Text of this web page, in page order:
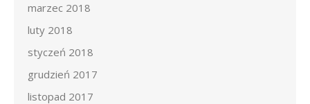
marzec 2018
luty 2018
styczeń 2018
grudzień 2017
listopad 2017